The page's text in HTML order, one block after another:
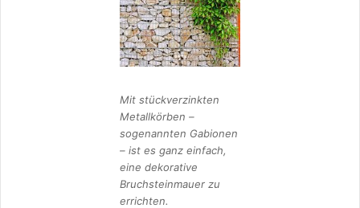
Mit stückverzinkten
Metallkörben –
sogenannten Gabionen
– ist es ganz einfach,
eine dekorative
Bruchsteinmauer zu
errichten.